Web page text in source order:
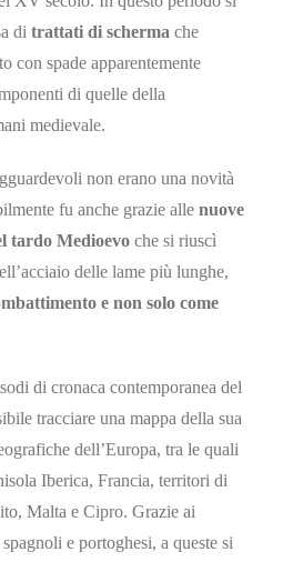
di trattati di scherma che
con spade apparentemente
di quelle della
medievale.
non erano una novità
fu anche grazie alle nuove
tardo Medioevo che si riuscì
delle lame più lunghe,
e non solo come
di cronaca contemporanea del
tracciare una mappa della sua
dell’Europa, tra le quali
Iberica, Francia, territori di
Malta e Cipro. Grazie ai
e portoghesi, a queste si